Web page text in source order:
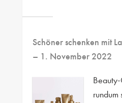
Schöner schenken mit
– 1. November 2022
rundum